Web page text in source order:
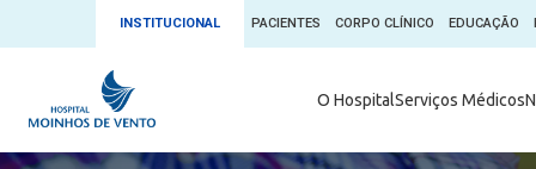
INSTITUCIONAL PACIENTES CORPO CLÍNICO EDUCAÇÃO
O HospitalServiços Médicos
Serviços Médicos
Ambulatório
Comitê de